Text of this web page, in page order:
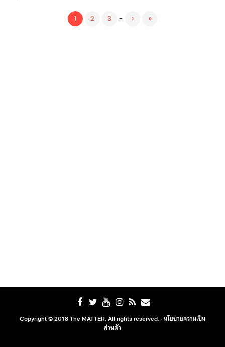
1 2 3 - › »
Copyright © 2018 The MATTER. All rights reserved. ·นโยบายความเป็น
ส่วนตัว